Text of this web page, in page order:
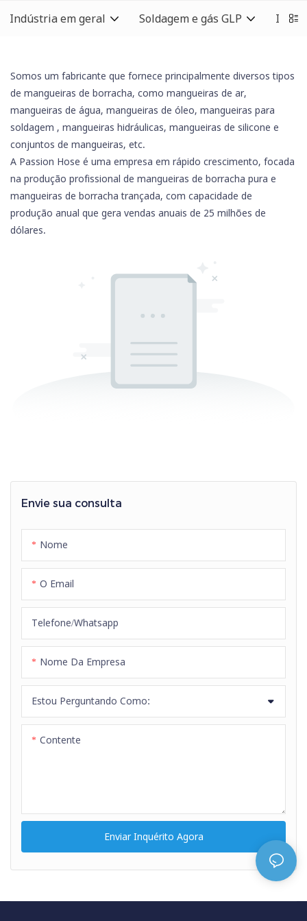
Indústria em geral Soldagem e gás GLP
Envie sua consulta
Nome
O Email
Telefone/whatsapp
Nome Da Empresa
Estou Perguntando Como:
Contente
Enviar Inquérito Agora
Somos um fabricante que fornece principalmente diversos tipos
de mangueiras de borracha, como mangueiras de ar,
mangueiras de água, mangueiras de óleo, mangueiras para
soldagem , mangueiras hidráulicas, mangueiras de silicone e
conjuntos de mangueiras, etc.
A Passion Hose é uma empresa em rápido crescimento, focada
na produção profissional de mangueiras de borracha pura e
mangueiras de borracha trançada, com capacidade de
produção anual que gera vendas anuais de 25 milhões de
dólares.